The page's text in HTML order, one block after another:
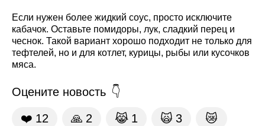
Если нужен более жидкий соус, просто исключите
кабачок. Оставьте помидоры, лук, сладкий перец и
чеснок. Такой вариант хорошо подходит не только для
тефтелей, но и для котлет, курицы, рыбы или кусочков
мяса.
Оцените новость
❤️ 12 🙏 2 😹 1 🙀 3 😿